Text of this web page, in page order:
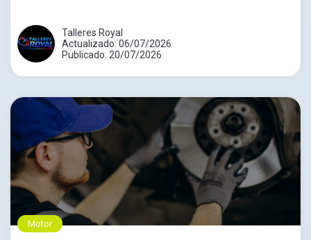
Talleres Royal
Actualizado: 06/07/2026
Publicado: 20/07/2026
Motor